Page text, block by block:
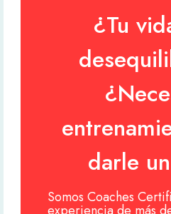
¿Tu
darle
Somos Coaches